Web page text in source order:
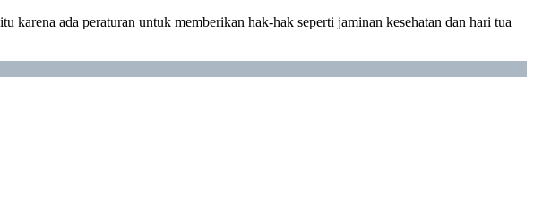
karena ada peraturan untuk memberikan hak-hak seperti jaminan kesehatan dan hari tua